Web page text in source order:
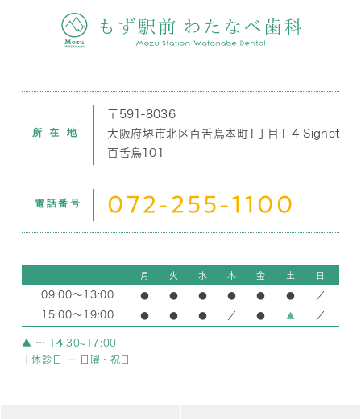
所在地
〒591-8036
大阪府堺市北区百舌鳥本町1丁目1-4 Signet
百舌鳥101
電話番号 072-255-1100
月 火 水 木 金 土 日
09:00～13:00 ● ● ● ● ● ● ／
15:00～19:00 ● ● ● ／ ● ▲ ／
▲ … 14:30~17:00
｜休診日 … 日曜・祝日